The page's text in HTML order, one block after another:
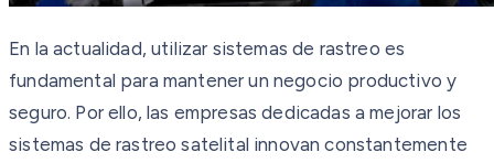
En la actualidad, utilizar sistemas de rastreo es
fundamental para mantener un negocio productivo y
seguro. Por ello, las empresas dedicadas a mejorar los
sistemas de rastreo satelital innovan constantemente